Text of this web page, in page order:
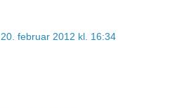
20. februar 2012 kl. 16:34